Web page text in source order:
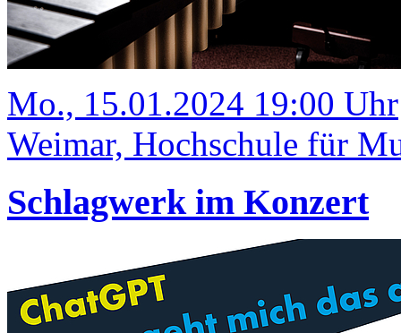
Mo., 15.01.2024 19:00 Uhr
Weimar, Hochschule für
Schlagwerk im Konzert